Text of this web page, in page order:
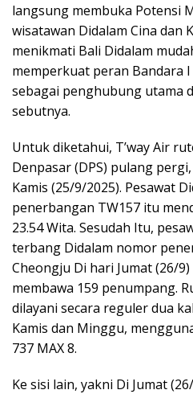
langsung membuka Potensi
wisatawan Didalam Cina dan
menikmati Bali Didalam
memperkuat peran Bandara
sebagai penghubung utama
sebutnya.
Untuk diketahui, T’way Air
Denpasar (DPS) pulang
Kamis (25/9/2025). Pesawat
penerbangan TW157 itu
23.54 Wita. Sesudah Itu,
terbang Didalam nomor
Cheongju Di hari Jumat (26/
membawa 159 penumpang.
dilayani secara reguler dua
Kamis dan Minggu,
737 MAX 8.
Ke sisi lain, yakni Di Jumat